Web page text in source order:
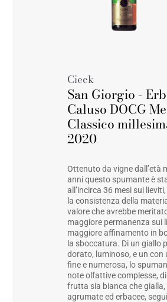
Cieck
San Giorgio -
Caluso DOCG
Classico
2020
Ottenuto da vigne dall’età
anni questo spumante è
all’incirca 36 mesi sui
la consistenza della
valore che avrebbe
maggiore permanenza sui
maggiore affinamento in
la sboccatura. Di un giallo
dorato, luminoso, e un con
fine e numerosa, lo
note olfattive complesse,
frutta sia bianca che gialla,
agrumate ed erbacee,